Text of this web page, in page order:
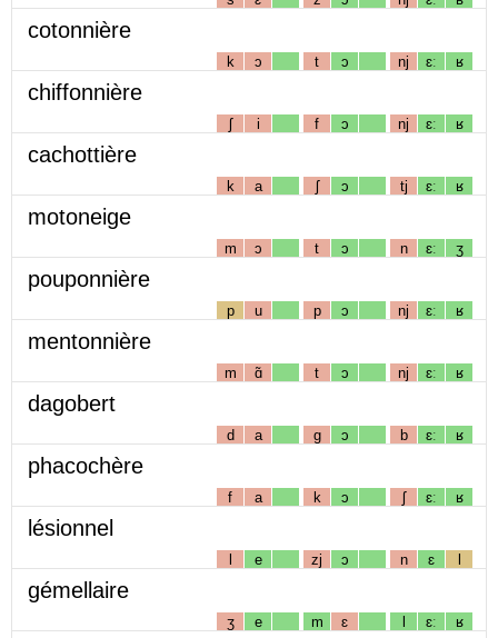
cotonnière
k ɔ t ɔ nj ɛː ʁ
chiffonnière
ʃ i f ɔ nj ɛː ʁ
cachottière
k a ʃ ɔ tj ɛː ʁ
motoneige
m ɔ t ɔ n ɛː ʒ
pouponnière
p u p ɔ nj ɛː ʁ
mentonnière
m ɑ̃ t ɔ nj ɛː ʁ
dagobert
d a g ɔ b ɛː ʁ
phacochère
f a k ɔ ʃ ɛː ʁ
lésionnel
l e zj ɔ n ɛ l
gémellaire
ʒ e m ɛ l ɛː ʁ